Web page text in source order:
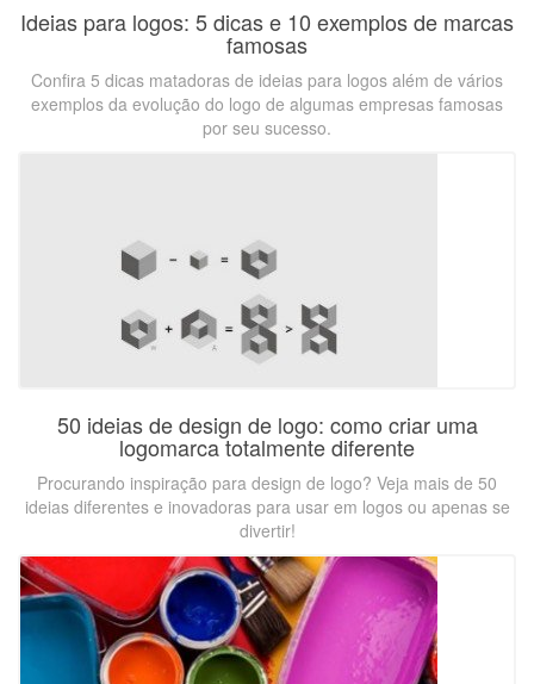
Ideias para logos: 5 dicas e 10 exemplos de marcas
famosas
Confira 5 dicas matadoras de ideias para logos além de vários
exemplos da evolução do logo de algumas empresas famosas
por seu sucesso.
50 ideias de design de logo: como criar uma
logomarca totalmente diferente
Procurando inspiração para design de logo? Veja mais de 50
ideias diferentes e inovadoras para usar em logos ou apenas se
divertir!